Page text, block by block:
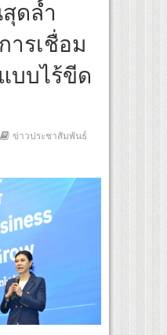
ดล้ำ
ารเชื่อม
บบไร้ขีด
ข่าวประชาสัมพันธ์